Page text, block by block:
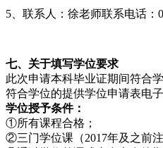
5、联系人：徐老师联系电话：
七、关于填写学位要求
此次申请本科毕业证期间符合
符合学位的提供学位申请表电
学位授予条件：
①所有课程合格；
②三门学位课（2017年及之前